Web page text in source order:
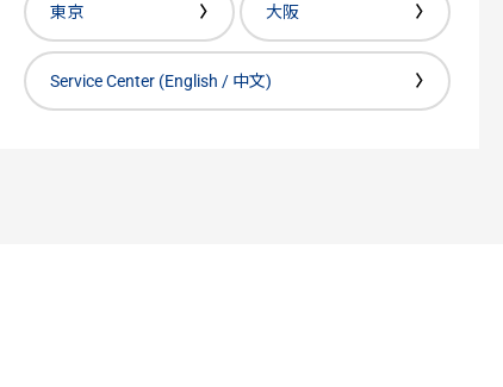
東京 大阪
Service Center (English / 中文)